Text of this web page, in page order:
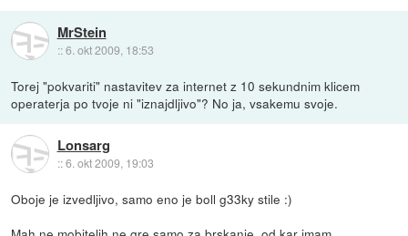
MrStein
::6. okt 2009, 18:53
Torej "pokvariti" nastavitev za internet z 10 sekundnim klicem
operaterja po tvoje ni "iznajdljivo"? No ja, vsakemu svoje.
Lonsarg
::6. okt 2009, 19:03
Oboje je izvedljivo, samo eno je boll g33ky stile :)